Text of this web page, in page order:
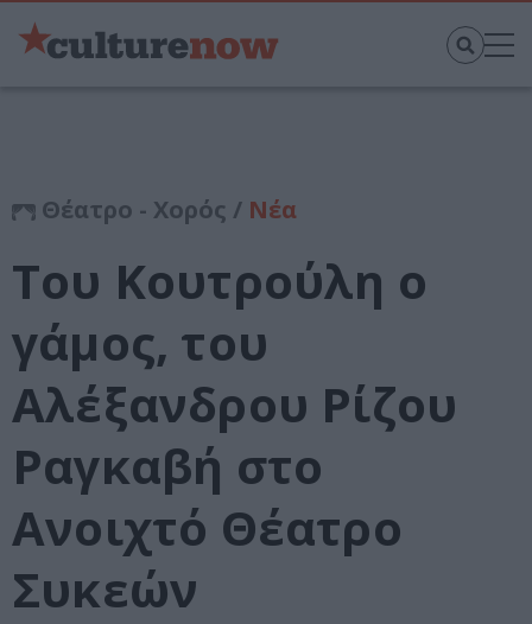
Θέατρο - Χορός / Νέα
Του Κουτρούλη ο
γάμος, του
Αλέξανδρου Ρίζου
Ραγκαβή στο
Ανοιχτό Θέατρο
Συκεών